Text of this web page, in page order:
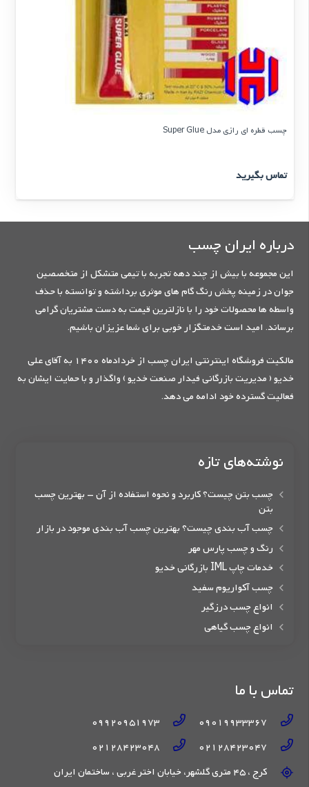
چسب قطره ای رازی مدل Super Glue
تماس بگیرید
درباره ایران چسب
این مجموعه با بیش از چند دهه تجربه با تیمی متشکل از متخصصین
جوان در زمینه پخش رنگ گام های موثری برداشته و توانسته با حذف
واسطه ها محصولات خود را با نازلترین قیمت به دست مشتریان گرامی
برساند. امید است خدمتگزار خوبی برای شما عزیزان باشیم.
مالکیت فروشگاه اینترنتی ایران چسب از خردادماه 1400 به آقای علی
خدیو ( مدیریت بازرگانی فیدار صنعت خدیو ) واگذار و با حمایت ایشان به
فعالیت گسترده خود ادامه می دهد.
نوشته‌های تازه
چسب بتن چیست؟ کاربرد و نحوه استفاده از آن – بهترین چسب
بتن
چسب آب بندی چیست؟ بهترین چسب آب بندی موجود در بازار
رنگ و چسب پارس مهر
خدمات چاپ IML بازرگانی خدیو
چسب آکواریوم سفید
انواع چسب درزگیر
انواع چسب گیاهی
تماس با ما
09019933367
09920951973
02128423047
02128423048
کرج ، 45 متری گلشهر، خیابان اختر غربی ، ساختمان ایران